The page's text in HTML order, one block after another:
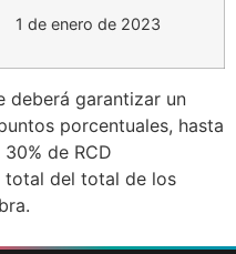
1 de enero de 2023
deberá garantizar un
porcentuales, hasta
de RCD
total del total de los